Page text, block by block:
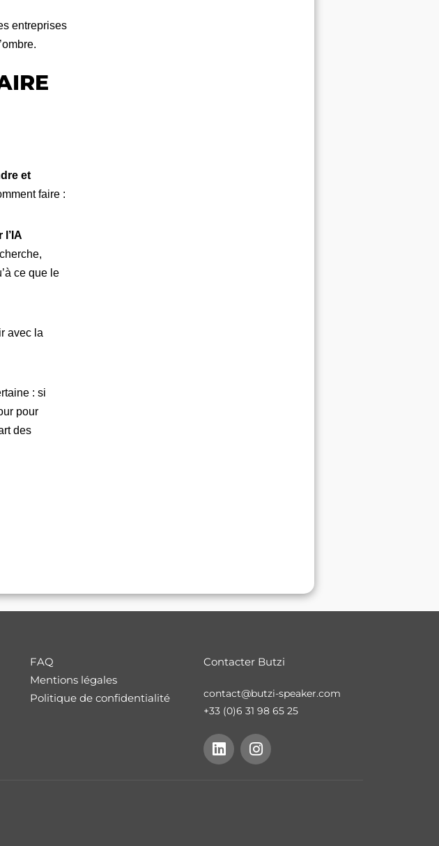
entreprises
et
faire :
ce que le
avec la
: si
pour
des
FAQ
Mentions légales
Politique de confidentialité
Contacter Butzi
contact@butzi-speaker.com
+33 (0)6 31 98 65 25